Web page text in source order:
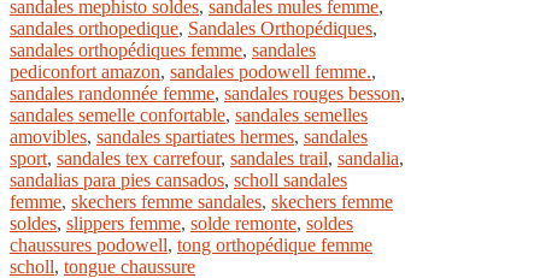
sandales mephisto soldes, sandales mules femme,
sandales orthopedique, Sandales Orthopédiques,
sandales orthopédiques femme, sandales
pediconfort amazon, sandales podowell femme.,
sandales randonnée femme, sandales rouges besson,
sandales semelle confortable, sandales semelles
amovibles, sandales spartiates hermes, sandales
sport, sandales tex carrefour, sandales trail, sandalia,
sandalias para pies cansados, scholl sandales
femme, skechers femme sandales, skechers femme
soldes, slippers femme, solde remonte, soldes
chaussures podowell, tong orthopédique femme
scholl, tongue chaussure